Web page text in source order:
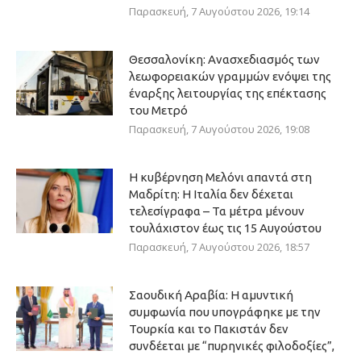
Παρασκευή, 7 Αυγούστου 2026, 19:14
Θεσσαλονίκη: Ανασχεδιασμός των
λεωφορειακών γραμμών ενόψει της
έναρξης λειτουργίας της επέκτασης
του Μετρό
Παρασκευή, 7 Αυγούστου 2026, 19:08
Η κυβέρνηση Μελόνι απαντά στη
Μαδρίτη: Η Ιταλία δεν δέχεται
τελεσίγραφα – Τα μέτρα μένουν
τουλάχιστον έως τις 15 Αυγούστου
Παρασκευή, 7 Αυγούστου 2026, 18:57
Σαουδική Αραβία: Η αμυντική
συμφωνία που υπογράφηκε με την
Τουρκία και το Πακιστάν δεν
συνδέεται με “πυρηνικές φιλοδοξίες”,